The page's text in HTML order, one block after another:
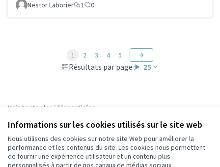
Informations sur les cookies utilisés sur le site web
Nous utilisons des cookies sur notre site Web pour améliorer la
performance et les contenus du site. Les cookies nous permettent
de fournir une expérience utilisateur et un contenu plus
personnalisés à partir de nos canaux de médias sociaux.
Nestor Laborier 1 0
Résultats par page : 25
1 2 3 4 5
Voir toutes les idées retirées
Conditions d'utilisation
Paramètres des cookies
Participez Villeurbanne sur X
Participez Villeurbanne sur Facebook
Participez Villeurbanne sur Instagram
Participez Villeurbanne sur YouTube